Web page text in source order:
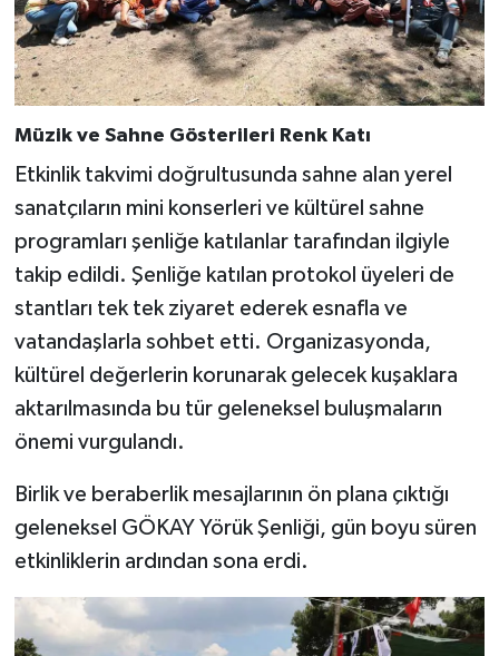
Müzik ve Sahne Gösterileri Renk Katı
Etkinlik takvimi doğrultusunda sahne alan yerel
sanatçıların mini konserleri ve kültürel sahne
programları şenliğe katılanlar tarafından ilgiyle
takip edildi. Şenliğe katılan protokol üyeleri de
stantları tek tek ziyaret ederek esnafla ve
vatandaşlarla sohbet etti. Organizasyonda,
kültürel değerlerin korunarak gelecek kuşaklara
aktarılmasında bu tür geleneksel buluşmaların
önemi vurgulandı.
Birlik ve beraberlik mesajlarının ön plana çıktığı
geleneksel GÖKAY Yörük Şenliği, gün boyu süren
etkinliklerin ardından sona erdi.